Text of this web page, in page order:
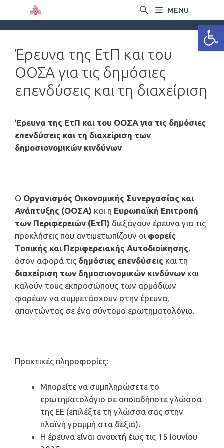
MENU
Έρευνα της ΕτΠ και του
ΟΟΣΑ για τις δημόσιες
επενδύσεις και τη διαχείριση
Έρευνα της ΕτΠ και του ΟΟΣΑ για τις δημόσιες
επενδύσεις και τη διαχείριση των
δημοσιονομικών κινδύνων
Ο Οργανισμός Οικονομικής Συνεργασίας και
Ανάπτυξης (ΟΟΣΑ) και η Ευρωπαϊκή Επιτροπή
των Περιφερειών (ΕτΠ) διεξάγουν έρευνα για τις
προκλήσεις που αντιμετωπίζουν οι φορείς
Τοπικής και Περιφερειακής Αυτοδιοίκησης,
όσον αφορά τις δημόσιες επενδύσεις και τη
διαχείριση των δημοσιονομικών κινδύνων και
καλούν τους εκπροσώπους των αρμόδιων
φορέων να συμμετάσχουν στην έρευνα,
απαντώντας σε ένα σύντομο ερωτηματολόγιο.
Πρακτικές πληροφορίες:
Μπορείτε να συμπληρώσετε το
ερωτηματολόγιο σε οποιαδήποτε γλώσσα
της ΕΕ (επιλέξτε τη γλώσσα σας στην
πλαϊνή γραμμή στα δεξιά).
Η έρευνα είναι ανοιχτή έως τις 15 Ιουνίου